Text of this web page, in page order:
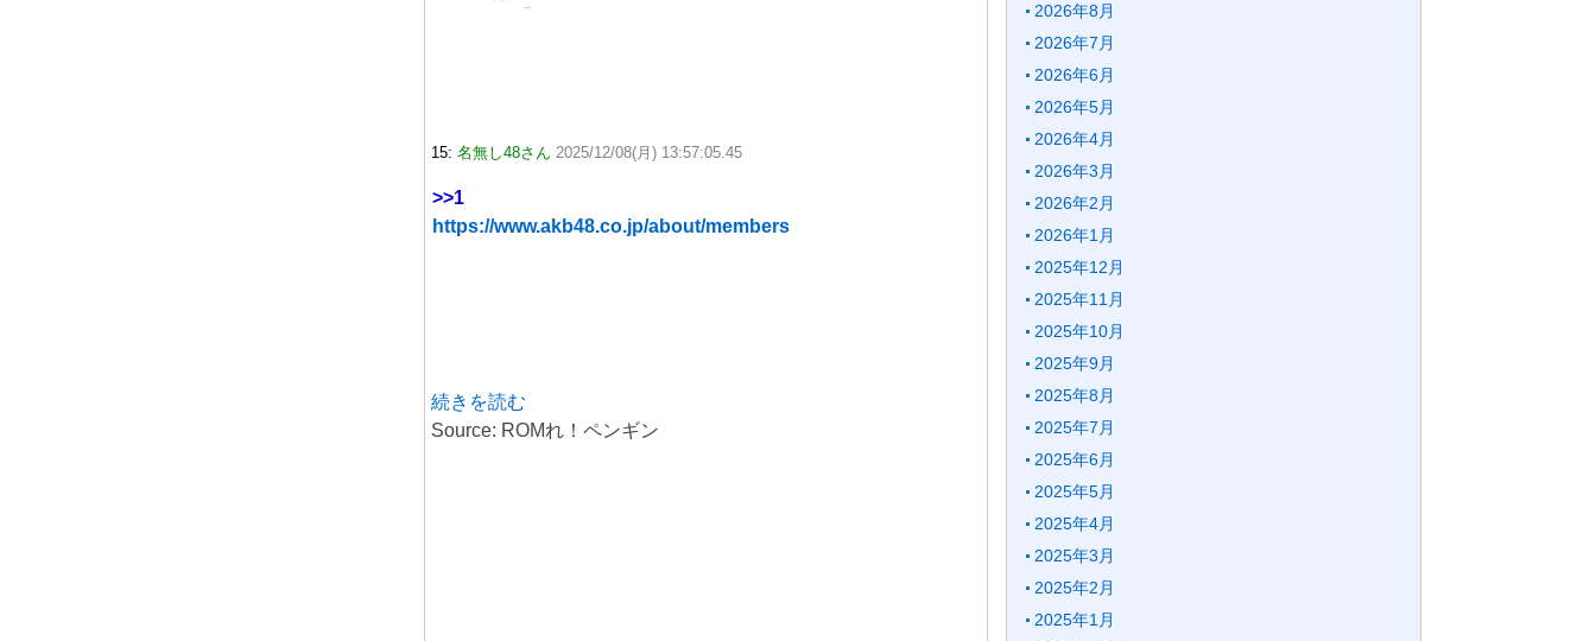
15: 名無し48さん 2025/12/08(月) 13:57:05.45
>>1
https://www.akb48.co.jp/about/members
続きを読む
Source: ROMれ！ペンギン
2026年8月
2026年7月
2026年6月
2026年5月
2026年4月
2026年3月
2026年2月
2026年1月
2025年12月
2025年11月
2025年10月
2025年9月
2025年8月
2025年7月
2025年6月
2025年5月
2025年4月
2025年3月
2025年2月
2025年1月